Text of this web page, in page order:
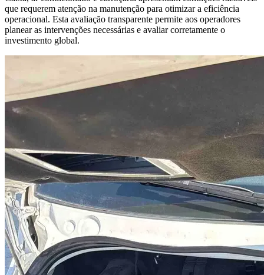
que requerem atenção na manutenção para otimizar a eficiência
operacional. Esta avaliação transparente permite aos operadores
planear as intervenções necessárias e avaliar corretamente o
investimento global.